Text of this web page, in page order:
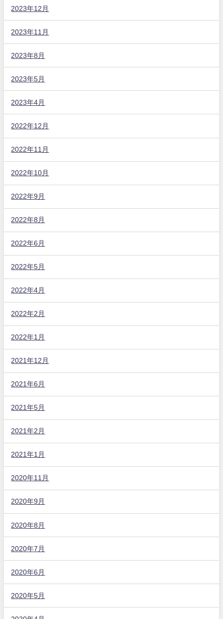
2023年12月
2023年11月
2023年8月
2023年5月
2023年4月
2022年12月
2022年11月
2022年10月
2022年9月
2022年8月
2022年6月
2022年5月
2022年4月
2022年2月
2022年1月
2021年12月
2021年6月
2021年5月
2021年2月
2021年1月
2020年11月
2020年9月
2020年8月
2020年7月
2020年6月
2020年5月